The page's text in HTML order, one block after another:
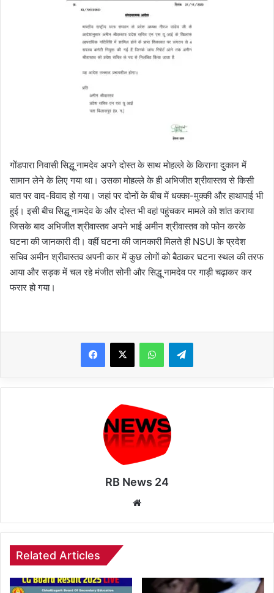
गोंडपारा निवासी सिद्धू नामदेव अपने दोस्त के साथ मोहल्ले के किराना दुकान में
सामान लेने के लिए गया था। उसका मोहल्ले के ही अभिजीत श्रीवास्तव से किसी
बात पर वाद-विवाद हो गया। जहां पर दोनों के बीच में धक्का-मुक्की और हाथापाई भी
हुई। इसी बीच सिद्धू नामदेव के और दोस्त भी वहां पहुंचकर मामले को शांत कराया
जिसके बाद अभिजीत श्रीवास्तव अपने भाई अमीन श्रीवास्तव को फोन करके
घटना की जानकारी दी। वहीं घटना की जानकारी मिलते ही NSUI के प्रदेश
सचिव अमीन श्रीवास्तव अपनी कार में कुछ लोगों को बैठाकर घटना स्थल की तरफ
आया और सड़क में चल रहे मंजीत सोनी और सिद्धू नामदेव पर गाड़ी चढ़ाकर कर
फरार हो गया।
WhatsAppTelegram
RB News 24
Related Articles